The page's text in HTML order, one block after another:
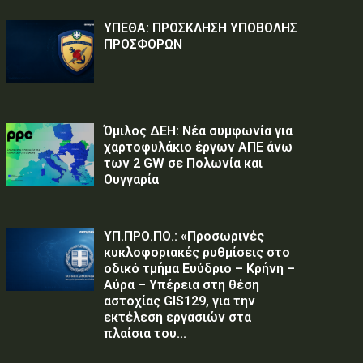
ΥΠΕΘΑ: ΠΡΟΣΚΛΗΣΗ ΥΠΟΒΟΛΗΣ
ΠΡΟΣΦΟΡΩΝ
Όμιλος ΔΕΗ: Νέα συμφωνία για
χαρτοφυλάκιο έργων ΑΠΕ άνω
των 2 GW σε Πολωνία και
Ουγγαρία
ΥΠ.ΠΡΟ.ΠΟ.: «Προσωρινές
κυκλοφοριακές ρυθμίσεις στο
οδικό τμήμα Ευύδριο – Κρήνη –
Αύρα – Υπέρεια στη θέση
αστοχίας GIS129, για την
εκτέλεση εργασιών στα
πλαίσια του...